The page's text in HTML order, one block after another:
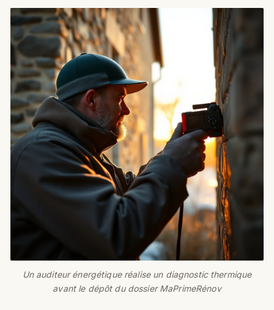
Un auditeur énergétique réalise un diagnostic thermique
avant le dépôt du dossier MaPrimeRénov